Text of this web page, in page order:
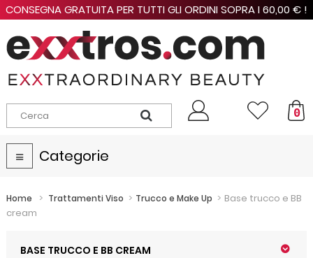
CONSEGNA GRATUITA PER TUTTI GLI ORDINI SOPRA I 60,00 € !
0
Navigazione
Toggle
Categorie
Home > Trattamenti Viso > Trucco e Make Up > Base trucco e BB
cream
BASE TRUCCO E BB CREAM